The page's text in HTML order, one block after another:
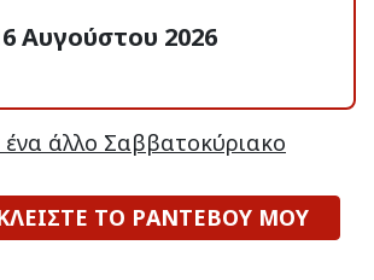
Αυγούστου 2026
ένα άλλο Σαββατοκύριακο
ΤΟ ΡΑΝΤΕΒΟΥ ΜΟΥ